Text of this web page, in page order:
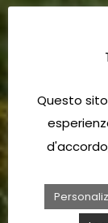
Questo